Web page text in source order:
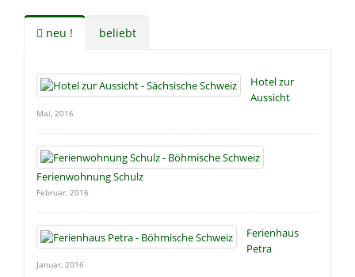
neu ! beliebt
Hotel zur
Aussicht
Mai, 2016
Ferienwohnung Schulz
Februar, 2016
Ferienhaus
Petra
Januar, 2016